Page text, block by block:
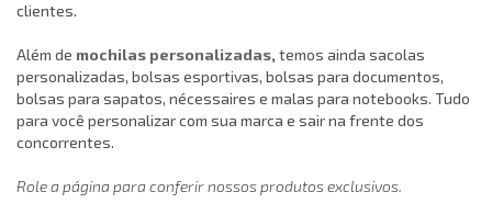
clientes.
Além de mochilas personalizadas, temos ainda sacolas
personalizadas, bolsas esportivas, bolsas para documentos,
bolsas para sapatos, nécessaires e malas para notebooks. Tudo
para você personalizar com sua marca e sair na frente dos
concorrentes.
Role a página para conferir nossos produtos exclusivos.